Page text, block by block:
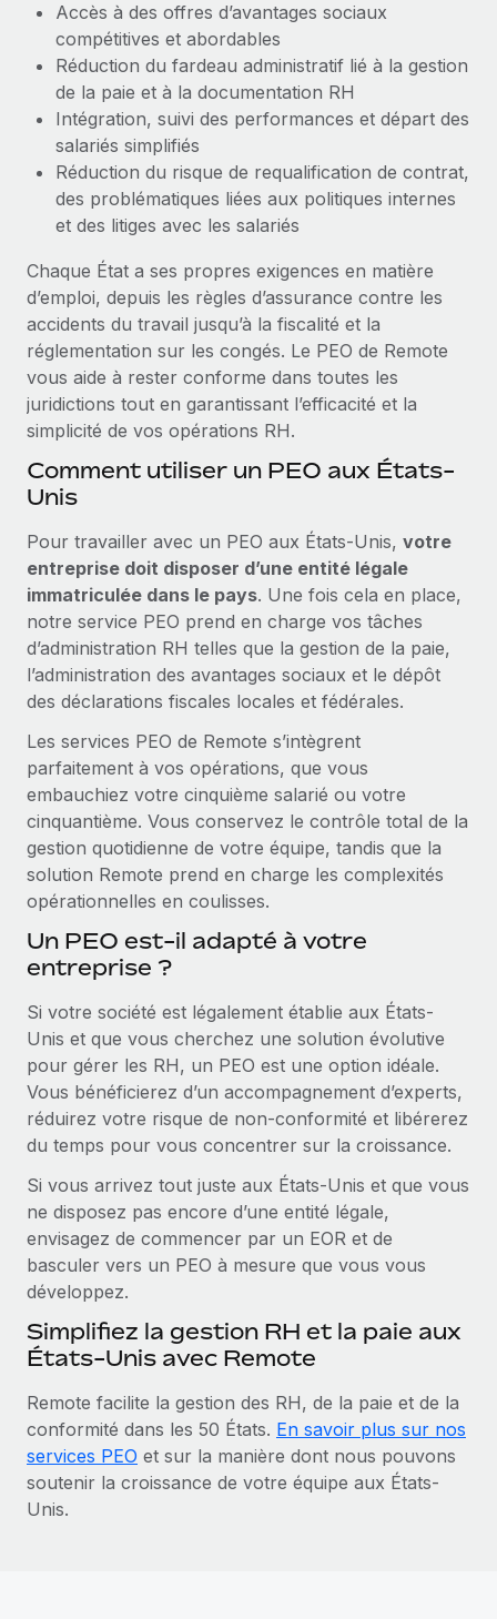
Accès à des offres d’avantages sociaux
compétitives et abordables
Réduction du fardeau administratif lié à la gestion
de la paie et à la documentation RH
Intégration, suivi des performances et départ des
salariés simplifiés
Réduction du risque de requalification de contrat,
des problématiques liées aux politiques internes
et des litiges avec les salariés
Chaque État a ses propres exigences en matière
d’emploi, depuis les règles d’assurance contre les
accidents du travail jusqu’à la fiscalité et la
réglementation sur les congés. Le PEO de Remote
vous aide à rester conforme dans toutes les
juridictions tout en garantissant l’efficacité et la
simplicité de vos opérations RH.
Comment utiliser un PEO aux États-
Unis
Pour travailler avec un PEO aux États-Unis, votre
entreprise doit disposer d’une entité légale
immatriculée dans le pays. Une fois cela en place,
notre service PEO prend en charge vos tâches
d’administration RH telles que la gestion de la paie,
l’administration des avantages sociaux et le dépôt
des déclarations fiscales locales et fédérales.
Les services PEO de Remote s’intègrent
parfaitement à vos opérations, que vous
embauchiez votre cinquième salarié ou votre
cinquantième. Vous conservez le contrôle total de la
gestion quotidienne de votre équipe, tandis que la
solution Remote prend en charge les complexités
opérationnelles en coulisses.
Un PEO est-il adapté à votre
entreprise ?
Si votre société est légalement établie aux États-
Unis et que vous cherchez une solution évolutive
pour gérer les RH, un PEO est une option idéale.
Vous bénéficierez d’un accompagnement d’experts,
réduirez votre risque de non‑conformité et libérerez
du temps pour vous concentrer sur la croissance.
Si vous arrivez tout juste aux États-Unis et que vous
ne disposez pas encore d’une entité légale,
envisagez de commencer par un EOR et de
basculer vers un PEO à mesure que vous vous
développez.
Simplifiez la gestion RH et la paie aux
États-Unis avec Remote
Remote facilite la gestion des RH, de la paie et de la
conformité dans les 50 États. En savoir plus sur nos
services PEO et sur la manière dont nous pouvons
soutenir la croissance de votre équipe aux États-
Unis.